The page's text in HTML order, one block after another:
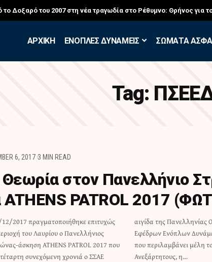
το Δοξαρό του 2007 στη νέα τραγωδία στο Ρέθυμνο: Θρήνος για
APXIKH ΕΝΟΠΛΕΣ ΔΥΝΑΜΕΙΣ ΣΩΜΑΤΑ
Tag:
6, 2017 3 MIN READ
Θεωρία στον Πανελλήνιο
PATROL 2017
2017 πραγματοποιήθηκε επιτυχώς
του Λαυρίου ο Πανελλήνιος
άσκηση ATHENS PATROL 2017 που
συνεχόμενη χρονιά ο ΣΣΑΕ
Ομοσπονδίας Εθελοντών
Δυνάμεων (ΠΟΕΕΦΕΔ). Η μικτή ομάδα
μέλη του ΠΣΕΕΔ/ΣΑΚ και
Ανεξάρτητους, η…